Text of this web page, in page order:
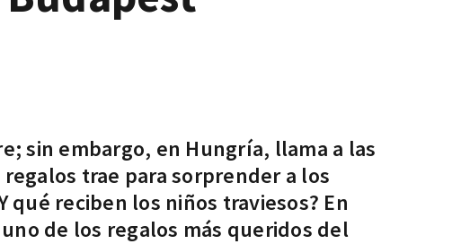
sin embargo, en Hungría, llama a las
trae para sorprender a los
qué reciben los niños traviesos? En
de los regalos más queridos del